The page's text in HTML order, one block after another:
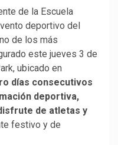
de la Escuela
deportivo del
de los más
este jueves 3 de
ubicado en
días consecutivos
deportiva,
de atletas y
festivo y de